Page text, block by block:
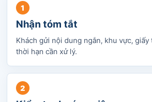
Nhận tóm tắt
Khách gửi nội dung ngắn, khu vực, giấy
thời hạn cần xử lý.